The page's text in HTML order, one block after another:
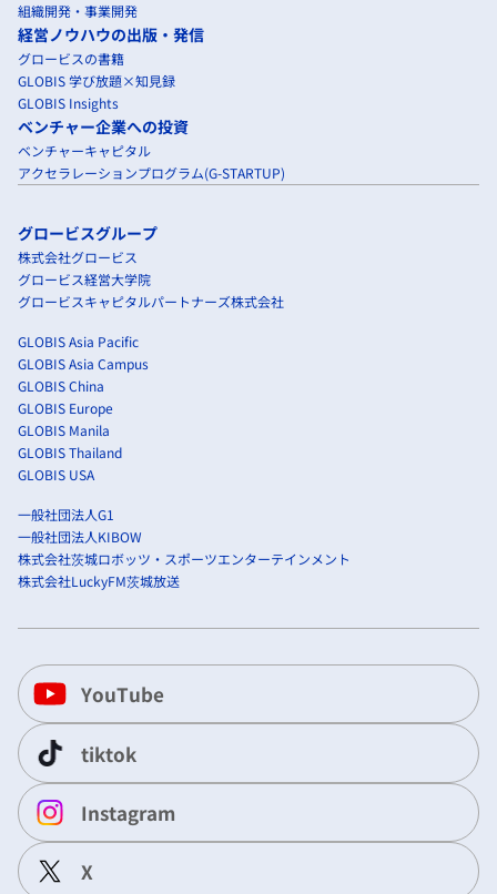
組織開発・事業開発
経営ノウハウの出版・発信
グロービスの書籍
GLOBIS 学び放題×知見録
GLOBIS Insights
ベンチャー企業への投資
ベンチャーキャピタル
アクセラレーションプログラム(G-STARTUP)
グロービスグループ
株式会社グロービス
グロービス経営大学院
グロービスキャピタルパートナーズ株式会社
GLOBIS Asia Pacific
GLOBIS Asia Campus
GLOBIS China
GLOBIS Europe
GLOBIS Manila
GLOBIS Thailand
GLOBIS USA
一般社団法人G1
一般社団法人KIBOW
株式会社茨城ロボッツ・スポーツエンターテインメント
株式会社LuckyFM茨城放送
YouTube
tiktok
Instagram
X